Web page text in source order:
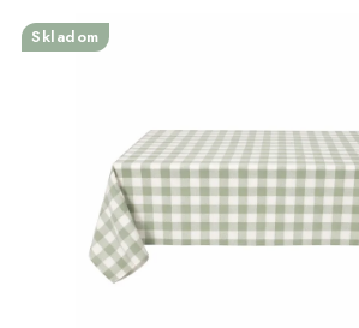
NÁBYTOK
STOLOVANIE
Skladom